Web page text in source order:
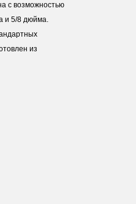
с возможностью
и 5/8 дюйма.
из